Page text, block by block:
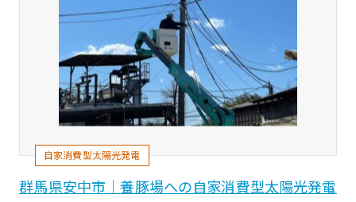
自家消費型太陽光発電
群馬県安中市｜養豚場への自家消費型太陽光発電